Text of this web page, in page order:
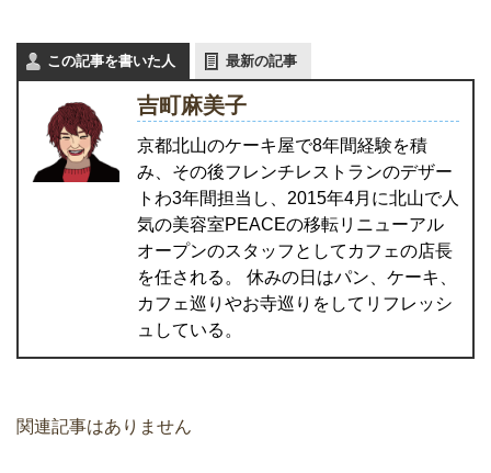
この記事を書いた人 最新の記事
吉町麻美子
京都北山のケーキ屋で8年間経験を積
み、その後フレンチレストランのデザー
トわ3年間担当し、2015年4月に北山で人
気の美容室PEACEの移転リニューアル
オープンのスタッフとしてカフェの店長
を任される。 休みの日はパン、ケーキ、
カフェ巡りやお寺巡りをしてリフレッシ
ュしている。
関連記事はありません